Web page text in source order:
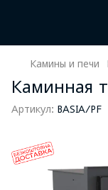
Камины и печи
Каминная
Артикул: BASIA/PF